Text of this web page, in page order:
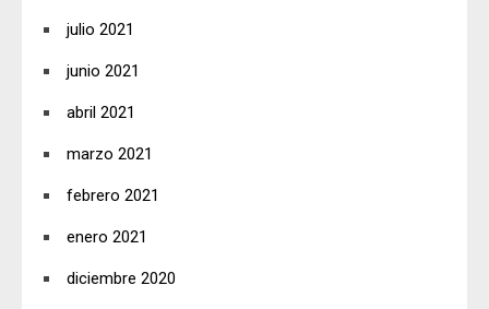
julio 2021
junio 2021
abril 2021
marzo 2021
febrero 2021
enero 2021
diciembre 2020